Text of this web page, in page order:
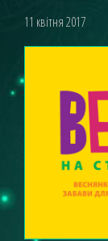
11 квітня 2017